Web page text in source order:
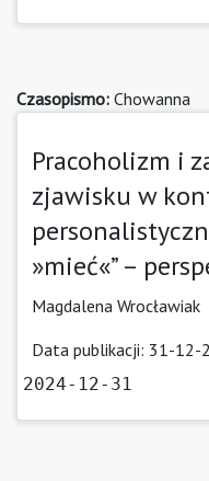
Czasopismo: Chowanna
Pracoholizm i
zjawisku w
»mieć«” –
Magdalena Wrocławiak
Data publikacji: 31-12-
2024-12-31